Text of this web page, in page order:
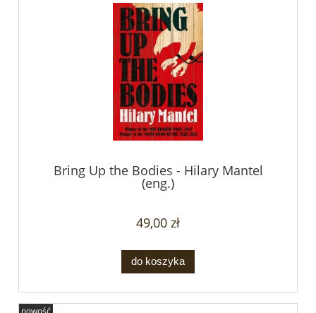
Bring Up the Bodies - Hilary Mantel
(eng.)
49,00 zł
do koszyka
nowość